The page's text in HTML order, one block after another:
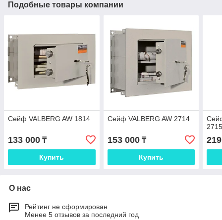
Подобные товары компании
Сейф VALBERG AW 1814
133 000 ₸
Купить
Сейф VALBERG AW 2714
153 000₸
Купить
О нас
Рейтинг не сформирован
Менее 5 отзывов за последний год